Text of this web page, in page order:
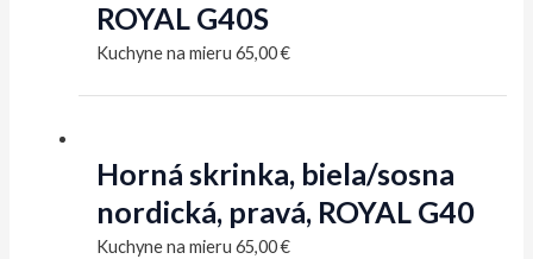
ROYAL G40S
Kuchyne na mieru 65,00€
Horná skrinka, biela/sosna
nordická, pravá, ROYAL G40
Kuchyne na mieru 65,00€